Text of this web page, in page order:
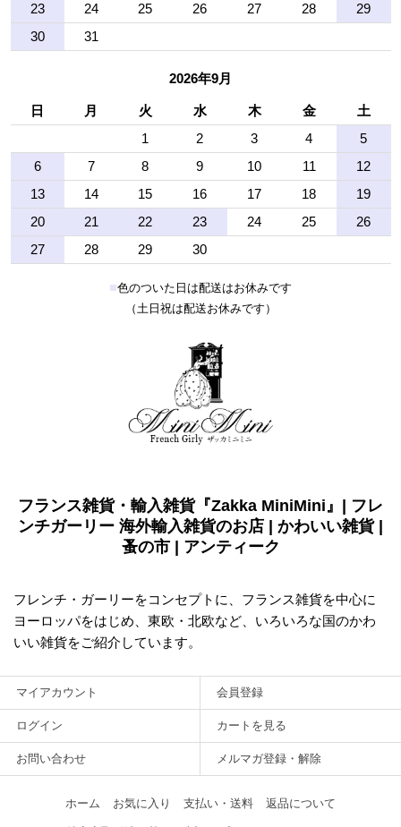
23
24 25 26 27 28
29
30
31
2026年9月
日 月 火 水 木 金
土
1
2 3 4
5
6
7 8 9 10 11
12
13
14 15 16 17 18
19
20
21 22 23 24 25
26
27
28 29 30
■色のついた日は配送はお休みです
（土日祝は配送お休みです）
フランス雑貨・輸入雑貨『Zakka MiniMini』| フレ
ンチガーリー 海外輸入雑貨のお店 | かわいい雑貨 |
蚤の市 | アンティーク
フレンチ・ガーリーをコンセプトに、フランス雑貨を中心に
ヨーロッパをはじめ、東欧・北欧など、いろいろな国のかわ
いい雑貨をご紹介しています。
マイアカウント 会員登録
ログイン カートを見る
お問い合わせ メルマガ登録・解除
ホーム お気に入り 支払い・送料 返品について